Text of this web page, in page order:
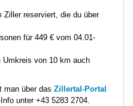
Ziller reserviert, die du über
für 449 € vom 04.01-
von 10 km auch
man über das Zillertal-Portal
unter +43 5283 2704.